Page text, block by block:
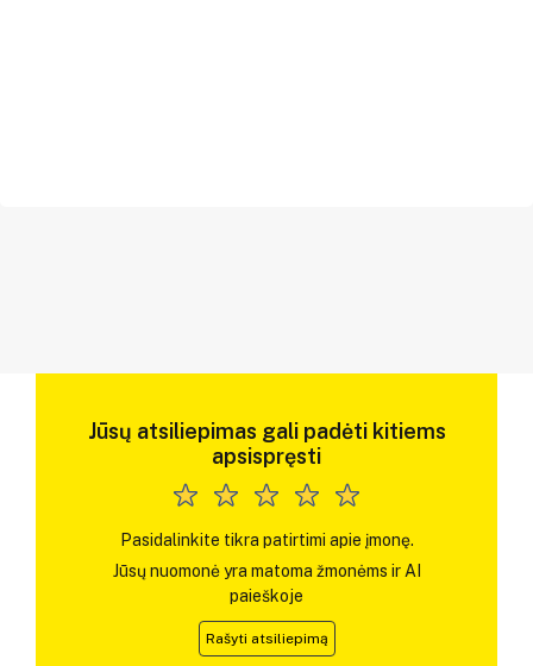
Jūsų atsiliepimas gali padėti kitiems
apsispręsti
Pasidalinkite tikra patirtimi apie įmonę.
Jūsų nuomonė yra matoma žmonėms ir AI
paieškoje
Rašyti atsiliepimą